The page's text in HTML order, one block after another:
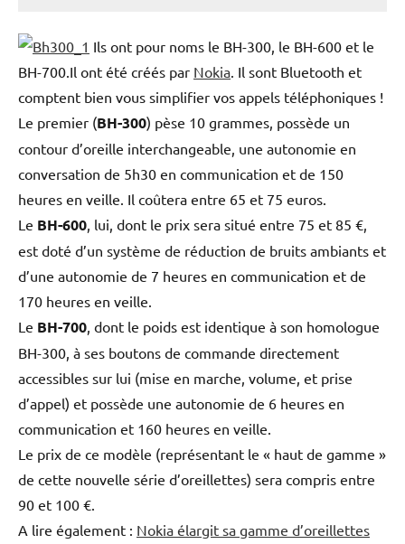
Ils ont pour noms le BH-300, le BH-600 et le
BH-700.Il ont été créés par Nokia . Il sont Bluetooth et
comptent bien vous simplifier vos appels téléphoniques !
Le premier (BH-300) pèse 10 grammes, possède un
contour d’oreille interchangeable, une autonomie en
conversation de 5h30 en communication et de 150
heures en veille. Il coûtera entre 65 et 75 euros.
Le BH-600 , lui, dont le prix sera situé entre 75 et 85 €,
est doté d’un système de réduction de bruits ambiants et
d’une autonomie de 7 heures en communication et de
170 heures en veille.
Le BH-700 , dont le poids est identique à son homologue
BH-300, à ses boutons de commande directement
accessibles sur lui (mise en marche, volume, et prise
d’appel) et possède une autonomie de 6 heures en
communication et 160 heures en veille.
Le prix de ce modèle (représentant le « haut de gamme »
de cette nouvelle série d’oreillettes) sera compris entre
90 et 100 €.
A lire également : Nokia élargit sa gamme d’oreillettes